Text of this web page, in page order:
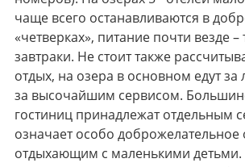
чаще всего останавливаются в
«четверках», питание почти везде –
завтраки. Не стоит также
отдых, на озера в основном едут
за высочайшим сервисом.
гостиниц принадлежат отдельным
означает особо
отдыхающим с маленькими